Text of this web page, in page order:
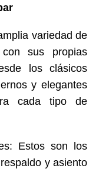
variedad de
sus propias
los clásicos
y elegantes
cada tipo de
: Estos son los
y asiento